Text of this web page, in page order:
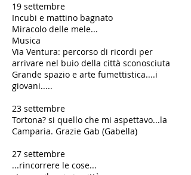
19 settembre
Incubi e mattino bagnato
Miracolo delle mele...
Musica
Via Ventura: percorso di ricordi per
arrivare nel buio della città sconosciuta
Grande spazio e arte fumettistica....i
giovani.....
23 settembre
Tortona? si quello che mi aspettavo...la
Camparia. Grazie Gab (Gabella)​
27 settembre
...rincorrere le cose...